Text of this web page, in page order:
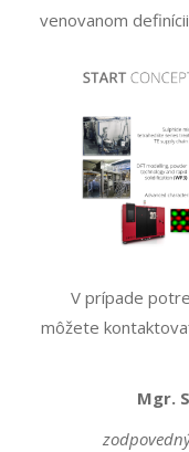
venovanom
V prípade
môžete
Mgr.